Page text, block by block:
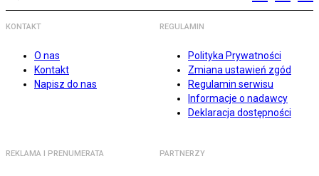
KONTAKT
O nas
Kontakt
Napisz do nas
REGULAMIN
Polityka Prywatności
Zmiana ustawień zgód
Regulamin serwisu
Informacje o nadawcy
Deklaracja dostępności
REKLAMA I PRENUMERATA PARTNERZY